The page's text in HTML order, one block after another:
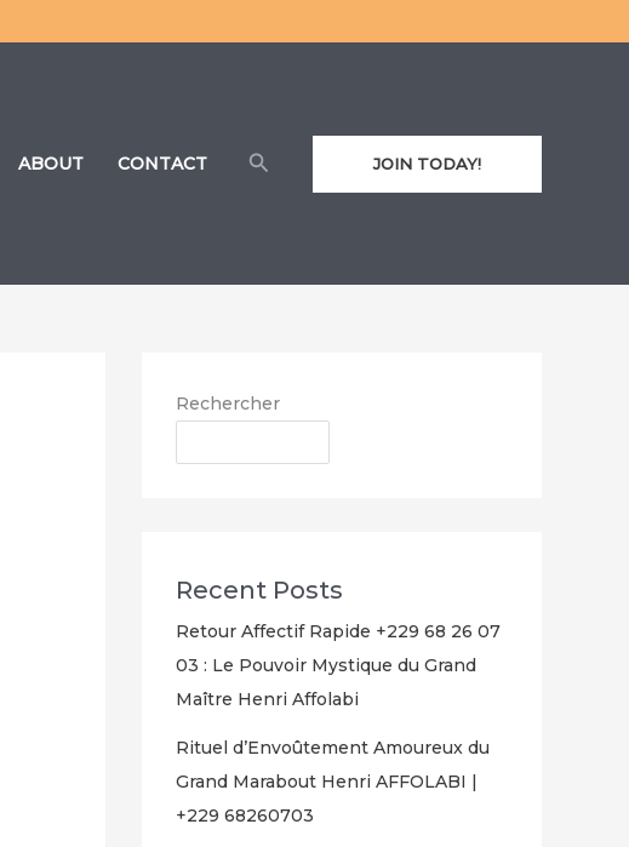
ABOUT CONTACT RechercherJOIN TODAY!
Rechercher
Recent Posts
Retour Affectif Rapide +229 68 26 07
03 : Le Pouvoir Mystique du Grand
Maître Henri Affolabi
Rituel d’Envoûtement Amoureux du
Grand Marabout Henri AFFOLABI |
+229 68260703